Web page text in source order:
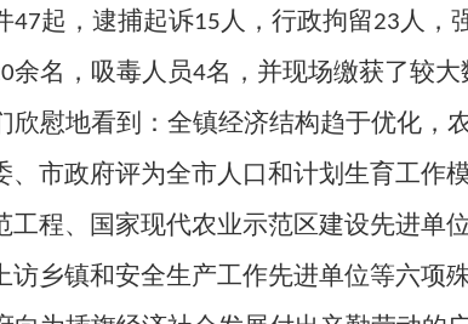
47起，逮捕起诉15人，行政拘留23人，
余名，吸毒人员4名，并现场缴获了较大
欣慰地看到：全镇经济结构趋于优化，
、市政府评为全市人口和计划生育工作
工程、国家现代农业示范区建设先进单
乡镇和安全生产工作先进单位等六项殊